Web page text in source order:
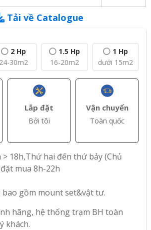
Tải về Catalogue
2 Hp
24-30m2
1.5 Hp
16-20m2
1 Hp
dưới 15m2
Lắp đặt
Bởi tôi
Vận chuyển
Toàn quốc
18h,Thứ hai đến thứ bảy (Chủ
mua 8h-22h
gồm mount set&vật tư.
hãng, hệ thống trạm BH toàn
khách.